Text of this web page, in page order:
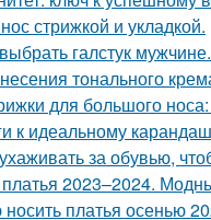
стрижкой и укладкой.
галстук
тонального
для большого
к идеальному
за обувью,
2023–2024.
платья осенью